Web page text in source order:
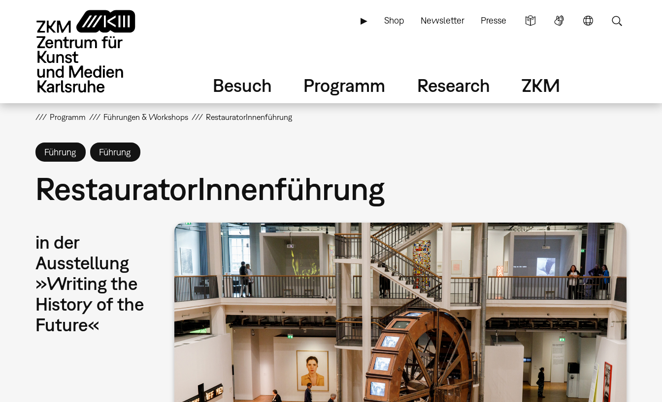
▶ Shop Newsletter Presse
Besuch Programm Research ZKM
Programm Führungen & Workshops RestauratorInnenführung
Führung Führung
RestauratorInnenführung
in der
Ausstellung
»Writing the
History of the
Future«